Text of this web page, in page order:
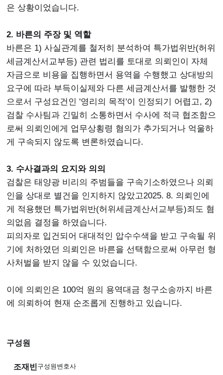
은 상황이었습니다.
2. 바른의 주장 및 역할
바른은 1) 사실관계를 철저히 분석하여 특가법위반(허위
세금계산서교부등) 관련 법리를 토대로 의뢰인이 자체
자금으로 비용을 집행하면서 용역을 수행했고 상대방의
요구에 따라 부득이실제와 다른 세금계산서를 발행한 것
으로서 구성요건인 '영리의 목적'이 인정되기 어렵고, 2)
검찰 수사팀과 긴밀히 소통하면서 수사에 적극 협조함으
로써 의뢰인에게 업무상횡령 혐의가 추가되거나 억울하
게 구속되지 않도록 변론하였습니다.
3. 수사결과의 요지와 의의
검찰은 태양광 비리의 주범들을 구속기소하였으나 의뢰
인을 상대로 별건을 인지하지 않았고2025. 8. 의뢰인에
게 적용했던 특가법위반(허위세금계산서교부등)죄도 혐
의없음 결정을 하였습니다.
피의자로 입건되어 대대적인 압수수색을 받고 구속될 위
기에 처하였던 의뢰인은 바른을 선택함으로써 아무런 형
사처벌을 받지 않을 수 있었습니다.
이에 의뢰인은 100억 원의 용역대금 청구소송까지 바른
에 의뢰하여 현재 순조롭게 진행하고 있습니다.
구성원
조재빈 구성원변호사